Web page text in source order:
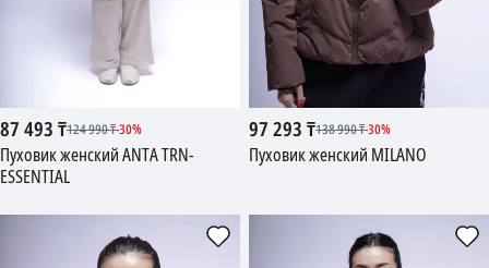
87 493₸124 990₸-30%
Пуховик женский ANTA TRN-
ESSENTIAL
97 293₸138 990₸-30%
Пуховик женский MILANO